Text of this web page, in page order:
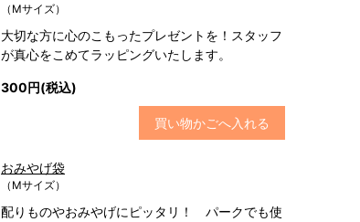
（Mサイズ）
大切な方に心のこもったプレゼントを！スタッフ
が真心をこめてラッピングいたします。
300円(税込)
買い物かごへ入れる
おみやげ袋
（Mサイズ）
配りものやおみやげにピッタリ！ パークでも使